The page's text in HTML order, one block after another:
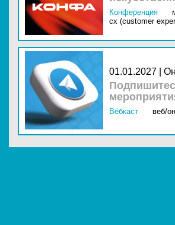
Конференция
cx (customer
01.01.2027 |
Вебкаст веб/